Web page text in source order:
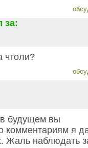
за:
чтоли?
в будущем вы
комментариям я
Жаль наблюдать